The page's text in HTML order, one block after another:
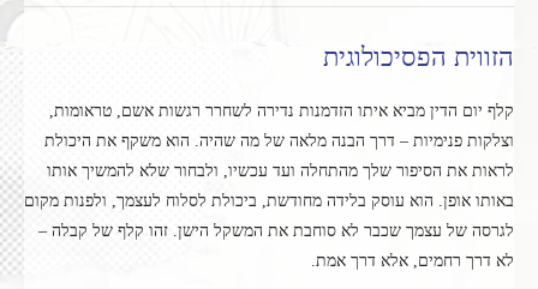
הזווית הפסיכולוגית
קלף יום הדין מביא איתו הזדמנות נדירה לשחרר רגשות אשם, טראומות,
וצלקות פנימיות – דרך הבנה מלאה של מה שהיה. הוא משקף את היכולת
לראות את הסיפור שלך מהתחלה ועד עכשיו, ולבחור שלא להמשיך אותו
באותו אופן. הוא עוסק בלידה מחודשת, ביכולת לסלוח לעצמך, ולפנות מקום
לגרסה של עצמך שכבר לא סוחבת את המשקל הישן. זהו קלף של קבלה –
לא דרך רחמים, אלא דרך אמת.